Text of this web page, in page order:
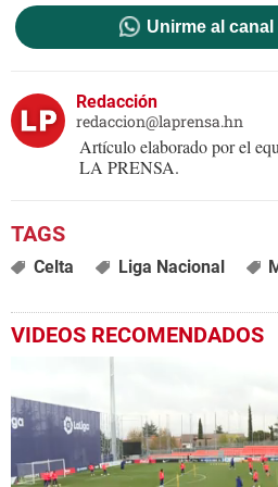
Unirme al
Redacción
redaccion@laprensa.hn
Artículo elaborado por el
LA PRENSA.
Celta Liga Nacional
VIDEOS RECOMENDADOS